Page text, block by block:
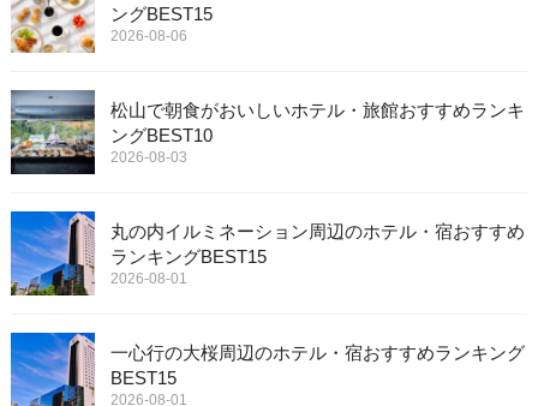
ングBEST15
2026-08-06
松山で朝食がおいしいホテル・旅館おすすめランキ
ングBEST10
2026-08-03
丸の内イルミネーション周辺のホテル・宿おすすめ
ランキングBEST15
2026-08-01
一心行の大桜周辺のホテル・宿おすすめランキング
BEST15
2026-08-01